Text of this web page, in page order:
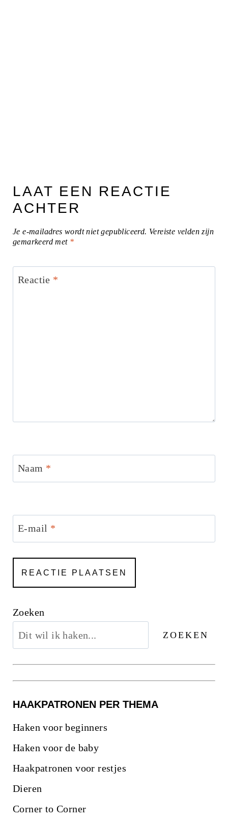
LAAT EEN REACTIE
ACHTER
Je e-mailadres wordt niet gepubliceerd. Vereiste velden zijn
gemarkeerd met *
Reactie *
Naam *
E-mail *
Zoeken
ZOEKEN
HAAKPATRONEN PER THEMA
Haken voor beginners
Haken voor de baby
Haakpatronen voor restjes
Dieren
Corner to Corner